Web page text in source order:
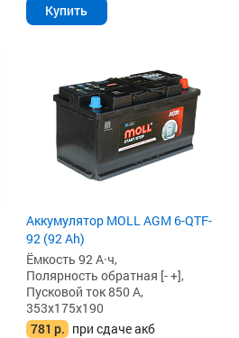
Купить
Аккумулятор MOLL AGM 6-QTF-
92 (92 Ah)
Ёмкость 92 А·ч,
Полярность обратная [- +],
Пусковой ток 850 А,
353x175x190
781 р. при сдаче акб